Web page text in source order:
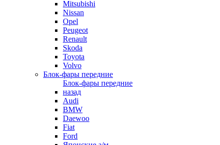
Mitsubishi
Nissan
Opel
Peugeot
Renault
Skoda
Toyota
Volvo
Блок-фары передние
Блок-фары передние
назад
Audi
BMW
Daewoo
Fiat
Ford